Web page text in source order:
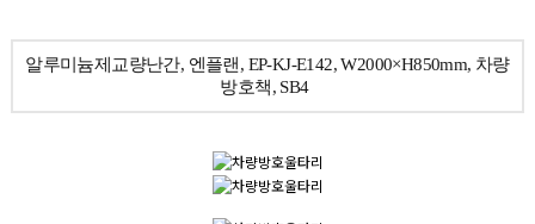
알루미늄제교량난간, 엔플랜, EP-KJ-E142, W2000×H850mm, 차량
방호책, SB4